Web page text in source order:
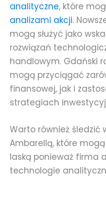
analityczne, które
analizami akcji.
mogą służyć jako
rozwiązań
handlowym. Gdański
mogą przyciągać
finansowej, jak i
strategiach
Warto również śledzić
Ambarellą, które
laską ponieważ firma
technologie